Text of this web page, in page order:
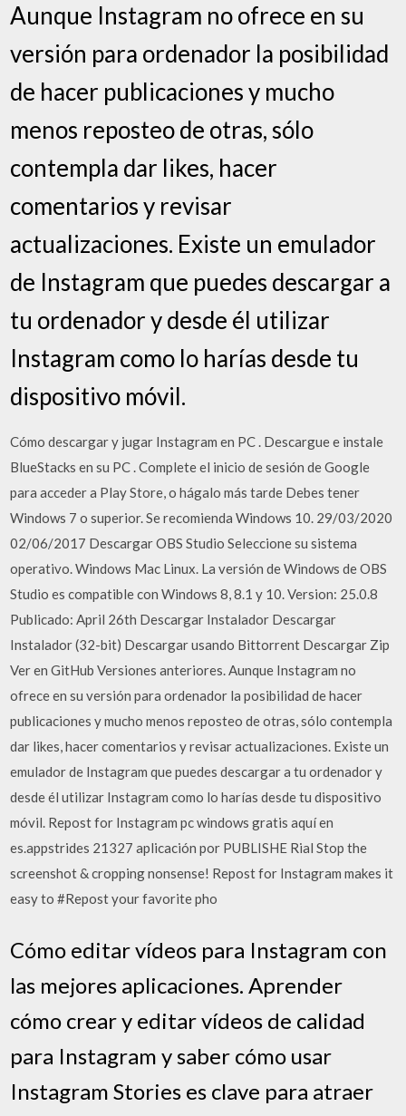
Aunque Instagram no ofrece en su
versión para ordenador la posibilidad
de hacer publicaciones y mucho
menos reposteo de otras, sólo
contempla dar likes, hacer
comentarios y revisar
actualizaciones. Existe un emulador
de Instagram que puedes descargar a
tu ordenador y desde él utilizar
Instagram como lo harías desde tu
dispositivo móvil.
Cómo descargar y jugar Instagram en PC . Descargue e instale
BlueStacks en su PC . Complete el inicio de sesión de Google
para acceder a Play Store, o hágalo más tarde Debes tener
Windows 7 o superior. Se recomienda Windows 10. 29/03/2020
02/06/2017 Descargar OBS Studio Seleccione su sistema
operativo. Windows Mac Linux. La versión de Windows de OBS
Studio es compatible con Windows 8, 8.1 y 10. Version: 25.0.8
Publicado: April 26th Descargar Instalador Descargar
Instalador (32-bit) Descargar usando Bittorrent Descargar Zip
Ver en GitHub Versiones anteriores. Aunque Instagram no
ofrece en su versión para ordenador la posibilidad de hacer
publicaciones y mucho menos reposteo de otras, sólo contempla
dar likes, hacer comentarios y revisar actualizaciones. Existe un
emulador de Instagram que puedes descargar a tu ordenador y
desde él utilizar Instagram como lo harías desde tu dispositivo
móvil. Repost for Instagram pc windows gratis aquí en
es.appstrides 21327 aplicación por PUBLISHE Rial Stop the
screenshot & cropping nonsense! Repost for Instagram makes it
easy to #Repost your favorite pho
Cómo editar vídeos para Instagram con
las mejores aplicaciones. Aprender
cómo crear y editar vídeos de calidad
para Instagram y saber cómo usar
Instagram Stories es clave para atraer